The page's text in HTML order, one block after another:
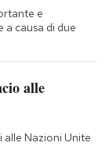
e
a causa di due
alle
alle Nazioni Unite